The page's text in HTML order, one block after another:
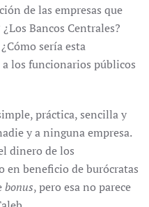
de las empresas que
Bancos Centrales?
sería esta
los funcionarios públicos
práctica, sencilla y
y a ninguna empresa.
dinero de los
beneficio de burócratas
bonus, pero esa no parece